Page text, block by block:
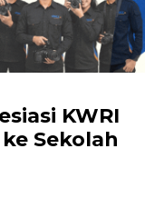
KWRI
Sekolah